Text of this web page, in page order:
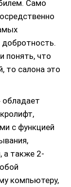
Само
добротность.
понять, что
то салона это
обладает
с функцией
а также 2-
компьютеру,